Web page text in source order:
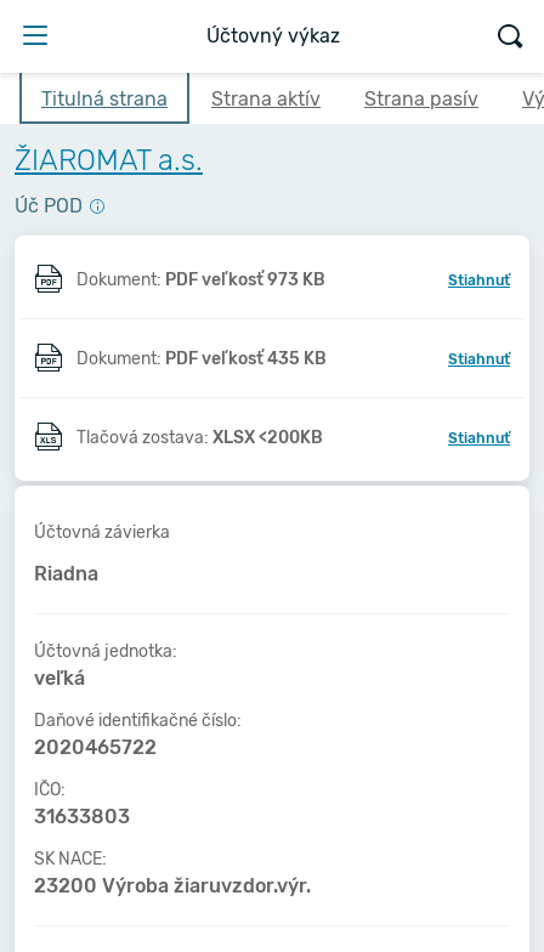
Účtovný výkaz
Titulná strana Strana aktív Strana pasív
ŽIAROMAT a.s.
Úč POD
Dokument: PDF veľkosť 973 KB Stiahnuť
Dokument: PDF veľkosť 435 KB Stiahnuť
Tlačová zostava: XLSX <200KB Stiahnuť
Účtovná závierka
Riadna
Účtovná jednotka:
veľká
Daňové identifikačné číslo:
2020465722
IČO:
31633803
SK NACE:
23200 Výroba žiaruvzdor.výr.